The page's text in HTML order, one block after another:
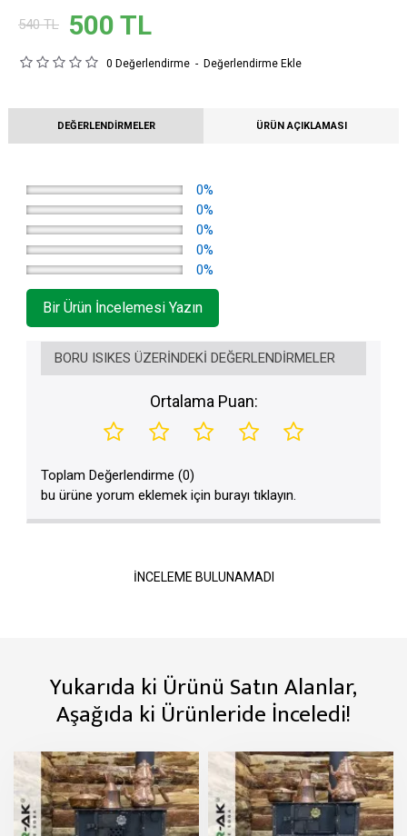
0 Değerlendirme - Değerlendirme Ekle
500 TL
540 TL
DEĞERLENDIRMELER ÜRÜN AÇIKLAMASI
0%
0%
0%
0%
0%
Bir Ürün İncelemesi Yazın
BORU ISIKES ÜZERINDEKI DEĞERLENDIRMELER
Ortalama Puan:
Toplam Değerlendirme (0)
bu ürüne yorum eklemek için burayı tıklayın.
İNCELEME BULUNAMADI
Yukarıda ki Ürünü Satın Alanlar,
Aşağıda ki Ürünleride İnceledi!